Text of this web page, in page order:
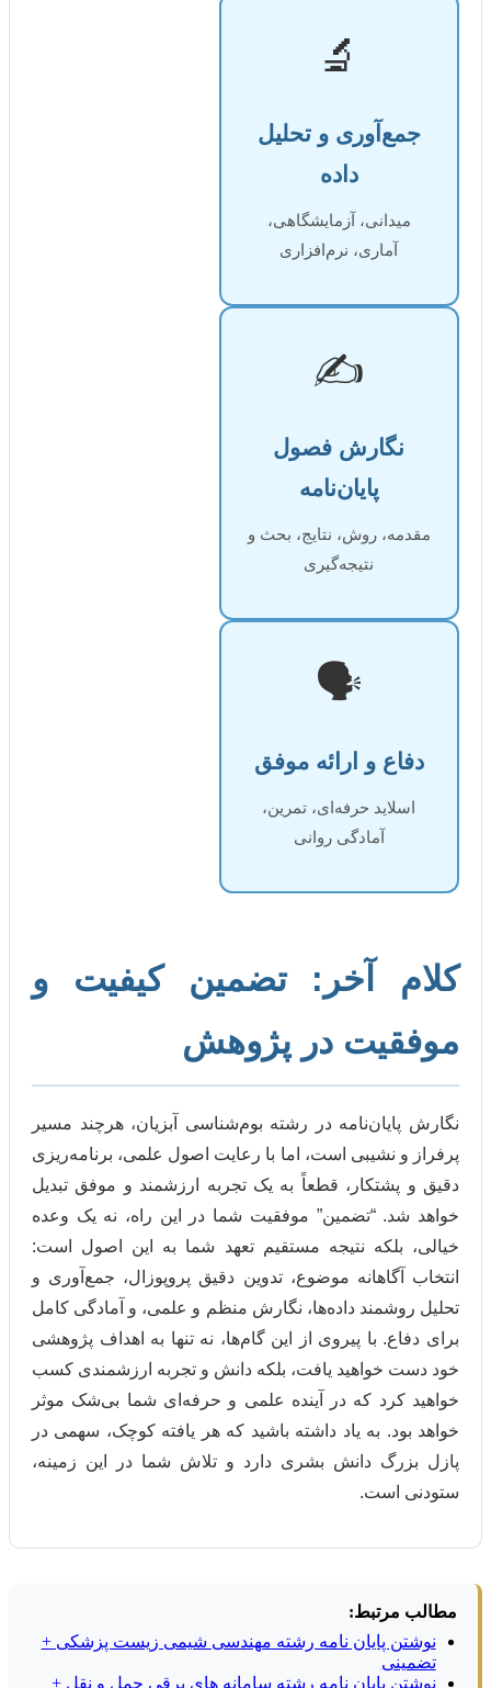
و تحلیل
آزمایشگاهی،
نرم‌افزاری
فصول
روش، نتایج، بحث و
و ارائه موفق
حرفه‌ای، تمرین،
آخر: تضمین کیفیت و
در پژوهش
در رشته بوم‌شناسی آبزیان، هرچند مسیر
است، اما با رعایت اصول علمی، برنامه‌ریزی
قطعاً به یک تجربه ارزشمند و موفق تبدیل
“تضمین” موفقیت شما در این راه، نه یک وعده
نتیجه مستقیم تعهد شما به این اصول است:
موضوع، تدوین دقیق پروپوزال، جمع‌آوری و
داده‌ها، نگارش منظم و علمی، و آمادگی کامل
با پیروی از این گام‌ها، نه تنها به اهداف پژوهشی
یافت، بلکه دانش و تجربه ارزشمندی کسب
که در آینده علمی و حرفه‌ای شما بی‌شک موثر
به یاد داشته باشید که هر یافته کوچک، سهمی در
دانش بشری دارد و تلاش شما در این زمینه،
نامه رشته مهندسی شیمی زیست پزشکی +
نامه رشته سامانه های برقی حمل و نقل +